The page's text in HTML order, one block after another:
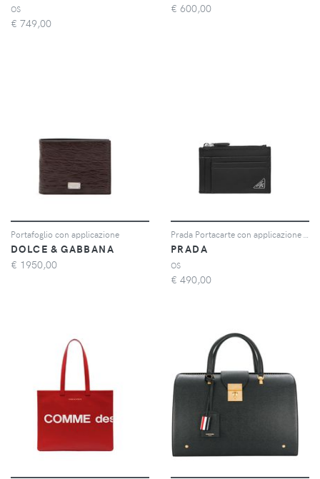
OS
€ 749,00
€ 600,00
Portafoglio con applicazione
DOLCE & GABBANA
€ 1950,00
PRADA
OS
€ 490,00